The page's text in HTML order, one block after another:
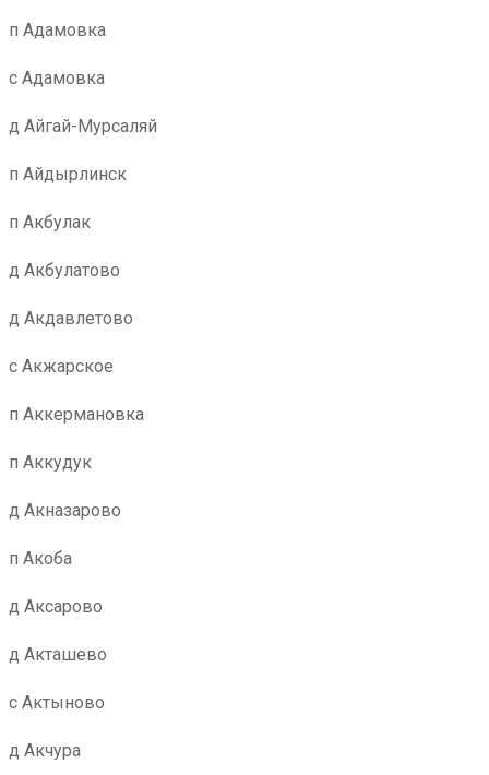
п Адамовка
с Адамовка
д Айгай-Мурсаляй
п Айдырлинск
п Акбулак
д Акбулатово
д Акдавлетово
с Акжарское
п Аккермановка
п Аккудук
д Акназарово
п Акоба
д Аксарово
д Акташево
с Актыново
д Акчура